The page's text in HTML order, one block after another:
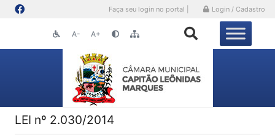
Faça seu login no portal | Login / Cadastro
A- A+
LEI nº 2.030/2014